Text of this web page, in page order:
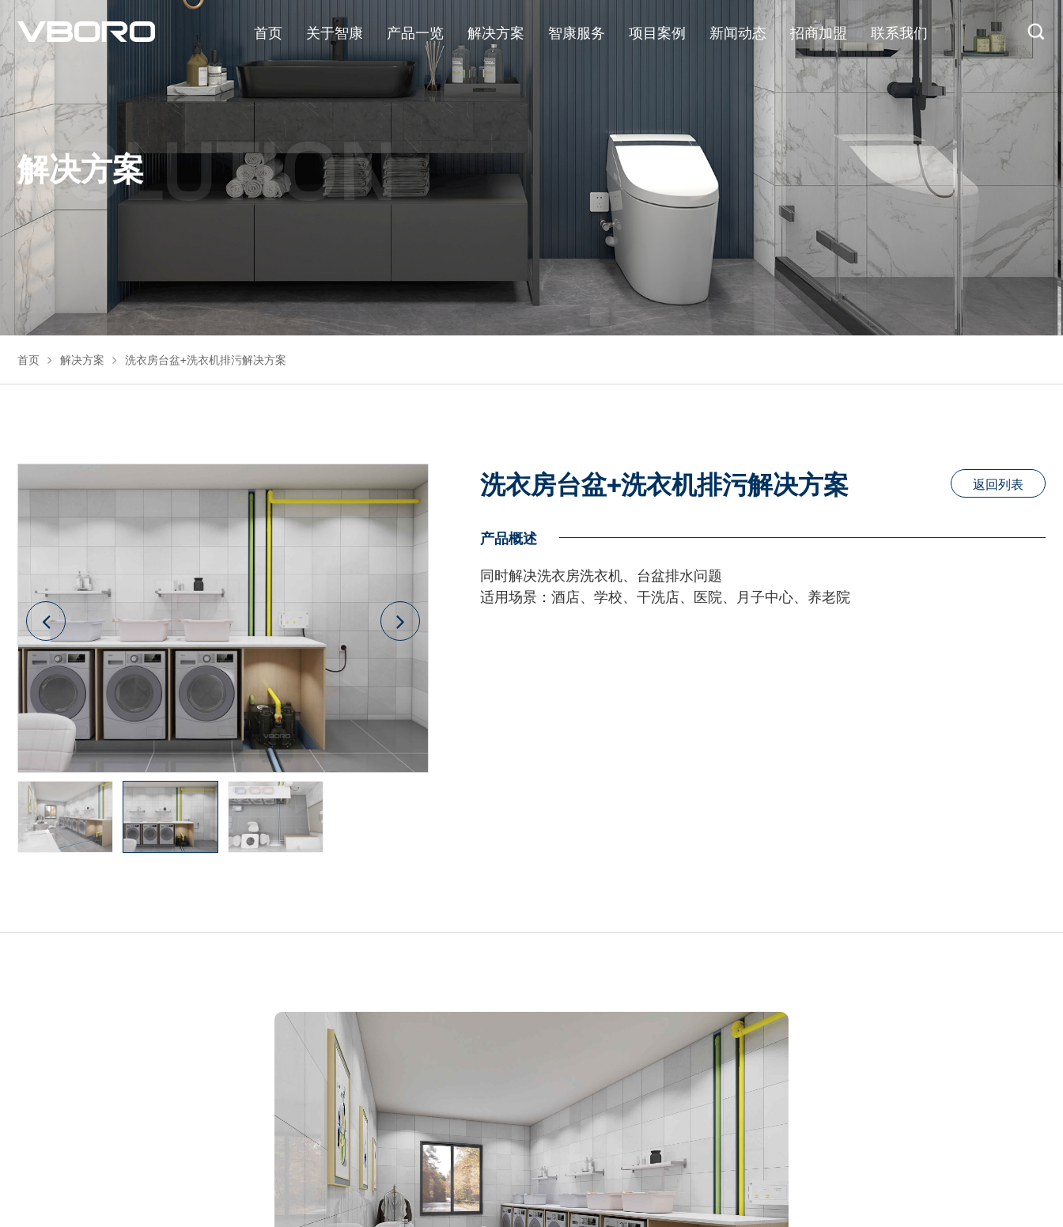
首页 关于智康 产品一览 解决方案 智康服务 项目案例 新闻动态 招商加盟 联系我们
解决方案
SOLUTION
首页 解决方案 洗衣房台盆+洗衣机排污解决方案
洗衣房台盆+洗衣机排污解决方案 返回列表
产品概述
同时解决洗衣房洗衣机、台盆排水问题
适用场景：酒店、学校、干洗店、医院、月子中心、养老院